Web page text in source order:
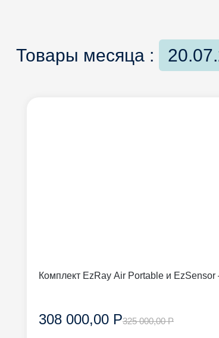
Товары месяца :
Комплект EzRay Air Portable и
308 000,00 Р325 000,00 Р